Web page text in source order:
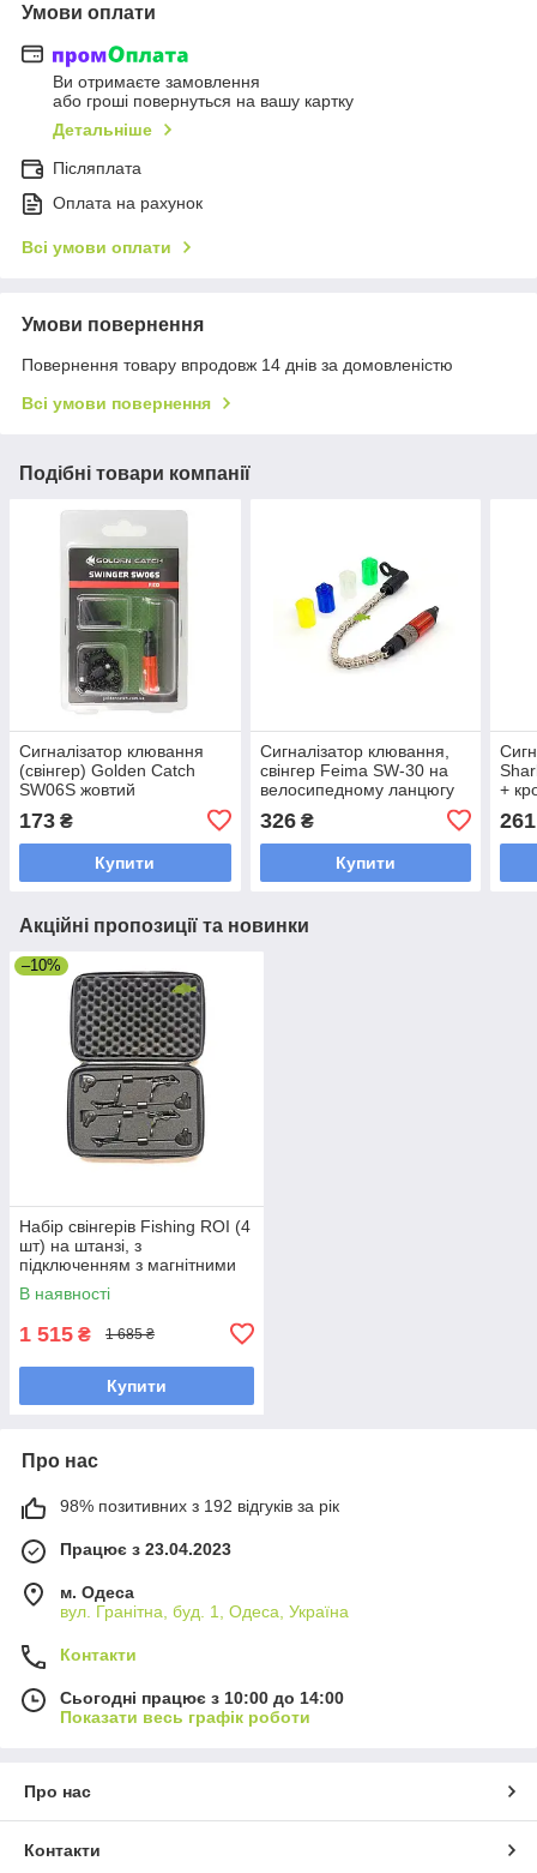
Умови оплати
Ви отримаєте замовлення
або гроші повернуться на вашу картку
Детальніше
Післяплата
Оплата на рахунок
Всі умови оплати
Умови повернення
Повернення товару впродовж 14 днів за домовленістю
Всі умови повернення
Подібні товари компанії
Сигналізатор клювання
(свінгер) Golden Catch
SW06S жовтий
173 ₴
Купити
Сигналізатор клювання,
свінгер Feima SW-30 на
велосипедному ланцюгу
жовтий, зелений)
326₴
Купити
+
261
Акційні пропозиції та новинки
–10%
Набір свінгерів Fishing ROI (4
шт) на штанзі, з
підключенням з магнітними
кульками
В наявності
1 515 ₴ 1 685 ₴
Купити
Про нас
98% позитивних з 192 відгуків за рік
Працює з 23.04.2023
м. Одеса
вул. Гранітна, буд. 1, Одеса, Україна
Контакти
Сьогодні працює з 10:00 до 14:00
Показати весь графік роботи
Про нас
Контакти